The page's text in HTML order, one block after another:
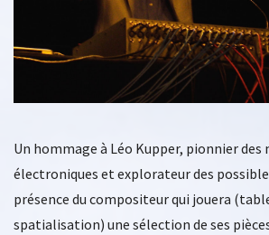
Un hommage à Léo Kupper, pionnier des
électroniques et explorateur des
présence du compositeur qui jouera
spatialisation) une sélection de ses